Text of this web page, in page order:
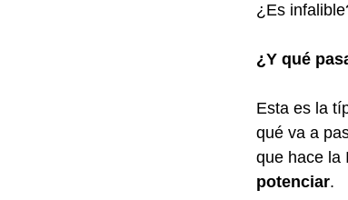
¿Es
¿Y qué
Esta es la
qué va a
que hace la
potenciar.